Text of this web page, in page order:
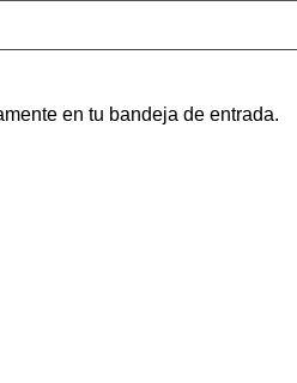
en tu bandeja de entrada.